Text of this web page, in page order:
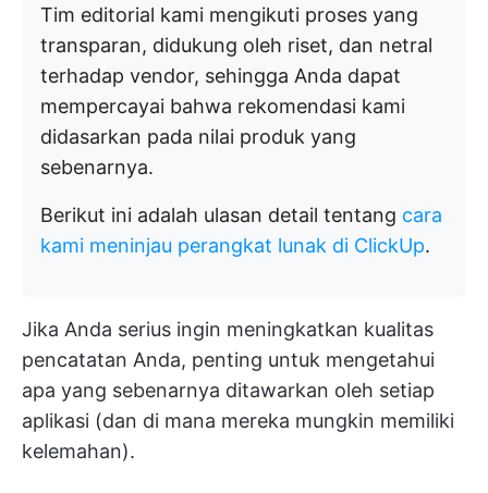
Tim editorial kami mengikuti proses yang
transparan, didukung oleh riset, dan netral
terhadap vendor, sehingga Anda dapat
mempercayai bahwa rekomendasi kami
didasarkan pada nilai produk yang
sebenarnya.
Berikut ini adalah ulasan detail tentang cara
kami meninjau perangkat lunak di ClickUp.
Jika Anda serius ingin meningkatkan kualitas
pencatatan Anda, penting untuk mengetahui
apa yang sebenarnya ditawarkan oleh setiap
aplikasi (dan di mana mereka mungkin memiliki
kelemahan).